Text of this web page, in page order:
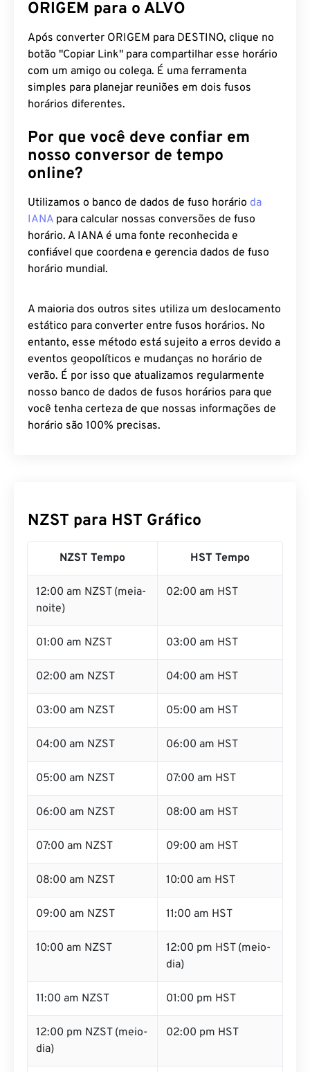
ORIGEM para o ALVO
Após converter ORIGEM para DESTINO, clique no
botão "Copiar Link" para compartilhar esse horário
com um amigo ou colega. É uma ferramenta
simples para planejar reuniões em dois fusos
horários diferentes.
Por que você deve confiar em
nosso conversor de tempo
online?
Utilizamos o banco de dados de fuso horário da
IANA para calcular nossas conversões de fuso
horário. A IANA é uma fonte reconhecida e
confiável que coordena e gerencia dados de fuso
horário mundial.
A maioria dos outros sites utiliza um deslocamento
estático para converter entre fusos horários. No
entanto, esse método está sujeito a erros devido a
eventos geopolíticos e mudanças no horário de
verão. É por isso que atualizamos regularmente
nosso banco de dados de fusos horários para que
você tenha certeza de que nossas informações de
horário são 100% precisas.
NZST para HST Gráfico
NZST Tempo HST Tempo
12:00 am NZST (meia-
noite)
02:00 am HST
01:00 am NZST 03:00 am HST
02:00 am NZST 04:00 am HST
03:00 am NZST 05:00 am HST
04:00 am NZST 06:00 am HST
05:00 am NZST 07:00 am HST
06:00 am NZST 08:00 am HST
07:00 am NZST 09:00 am HST
08:00 am NZST 10:00 am HST
09:00 am NZST 11:00 am HST
10:00 am NZST
12:00 pm HST (meio-
dia)
11:00 am NZST 01:00 pm HST
12:00 pm NZST (meio-
dia)
02:00 pm HST